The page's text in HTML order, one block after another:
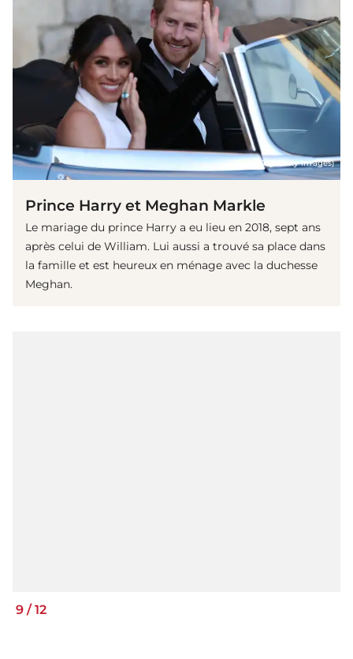
(© 2018 Getty Images)
Prince Harry et Meghan Markle
Le mariage du prince Harry a eu lieu en 2018, sept ans
après celui de William. Lui aussi a trouvé sa place dans
la famille et est heureux en ménage avec la duchesse
Meghan.
9 / 12